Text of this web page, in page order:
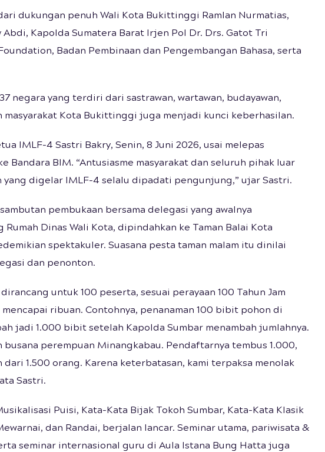
dukungan penuh Wali Kota Bukittinggi Ramlan Nurmatias,
Abdi, Kapolda Sumatera Barat Irjen Pol Dr. Drs. Gatot Tri
Badan Pembinaan dan Pengembangan Bahasa, serta
negara yang terdiri dari sastrawan, wartawan, budayawan,
masyarakat Kota Bukittinggi juga menjadi kunci keberhasilan.
IMLF-4 Sastri Bakry, Senin, 8 Juni 2026, usai melepas
Bandara BIM. “Antusiasme masyarakat dan seluruh pihak luar
yang digelar IMLF-4 selalu dipadati pengunjung,” ujar Sastri.
pembukaan bersama delegasi yang awalnya
Dinas Wali Kota, dipindahkan ke Taman Balai Kota
spektakuler. Suasana pesta taman malam itu dinilai
dan penonton.
untuk 100 peserta, sesuai perayaan 100 Tahun Jam
ribuan. Contohnya, penanaman 100 bibit pohon di
jadi 1.000 bibit setelah Kapolda Sumbar menambah jumlahnya.
perempuan Minangkabau. Pendaftarnya tembus 1.000,
1.500 orang. Karena keterbatasan, kami terpaksa menolak
Sastri.
Puisi, Kata-Kata Bijak Tokoh Sumbar, Kata-Kata Klasik
dan Randai, berjalan lancar. Seminar utama, pariwisata &
seminar internasional guru di Aula Istana Bung Hatta juga